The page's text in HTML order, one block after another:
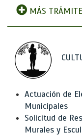
MÁS
Actuación de
Municipales
Solicitud de
Murales y